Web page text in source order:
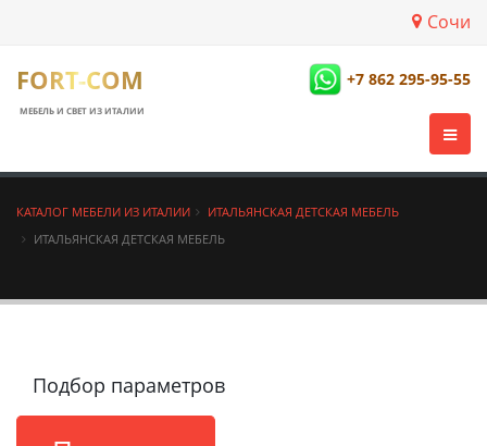
Сочи
FORT-COM
МЕБЕЛЬ И СВЕТ ИЗ ИТАЛИИ
+7 862 295-95-55
КАТАЛОГ МЕБЕЛИ ИЗ ИТАЛИИ
ИТАЛЬЯНСКАЯ ДЕТСКАЯ МЕБЕЛЬ
ИТАЛЬЯНСКАЯ ДЕТСКАЯ МЕБЕЛЬ
Подбор параметров